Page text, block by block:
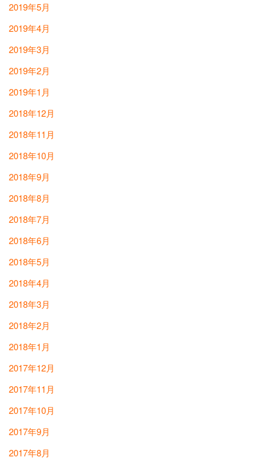
2019年5月
2019年4月
2019年3月
2019年2月
2019年1月
2018年12月
2018年11月
2018年10月
2018年9月
2018年8月
2018年7月
2018年6月
2018年5月
2018年4月
2018年3月
2018年2月
2018年1月
2017年12月
2017年11月
2017年10月
2017年9月
2017年8月